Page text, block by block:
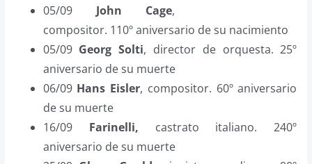
05/09 John Cage,
compositor. 110º aniversario de su nacimiento
05/09 Georg Solti, director de orquesta. 25º
aniversario de su muerte
06/09 Hans Eisler, compositor. 60º aniversario
de su muerte
16/09 Farinelli, castrato italiano. 240º
aniversario de su muerte